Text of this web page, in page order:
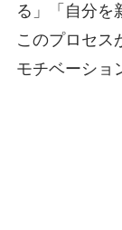
る」「自分を
このプロセス
モチベーショ